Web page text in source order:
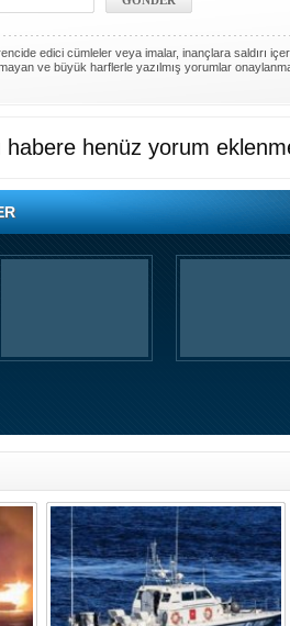
edici cümleler veya imalar, inançlara saldırı
ve büyük harflerle yazılmış yorumlar
habere henüz yorum